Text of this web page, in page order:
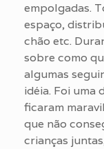
empolgadas.
espaço,
chão etc.
sobre como
algumas
idéia. Foi uma
ficaram
que não
crianças